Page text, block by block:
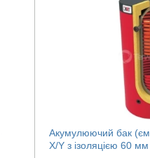
Акумулюючий бак
X/Y з ізоляцією 60 мм